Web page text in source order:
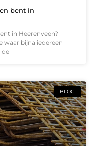
bent in
in Heerenveen?
waar bijna iedereen
de
BLOG